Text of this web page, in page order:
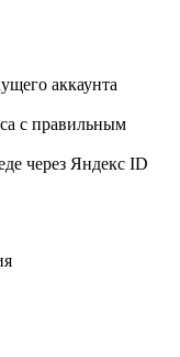
аккаунта
с правильным
через Яндекс ID